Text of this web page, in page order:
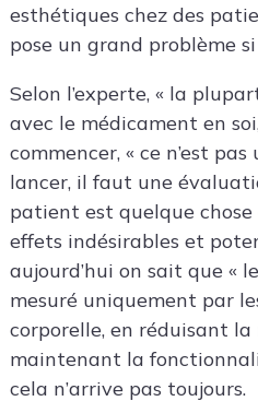
esthétiques chez des
pose un grand problème
Selon l’experte, « la
avec le médicament en
commencer, « ce n’est
lancer, il faut une
patient est quelque
effets indésirables et
aujourd’hui on sait que «
mesuré uniquement par
corporelle, en réduisant
maintenant la
cela n’arrive pas toujours.